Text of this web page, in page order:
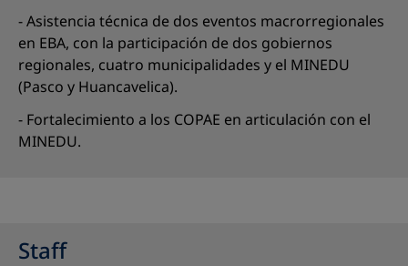
- Asistencia técnica de dos eventos macrorregionales
en EBA, con la participación de dos gobiernos
regionales, cuatro municipalidades y el MINEDU
(Pasco y Huancavelica).
- Fortalecimiento a los COPAE en articulación con el
MINEDU.
Staff